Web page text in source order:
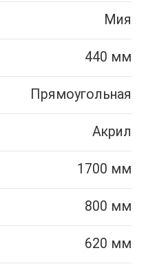
Мия
440 мм
Прямоугольная
Акрил
1700 мм
800 мм
620 мм